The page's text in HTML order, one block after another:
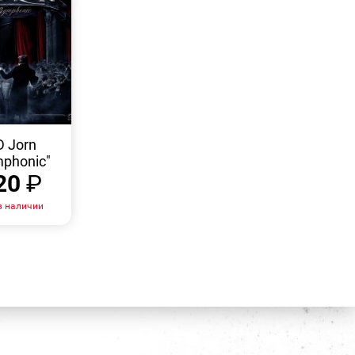
ПРОСМОТР
Jorn
₽
наличии